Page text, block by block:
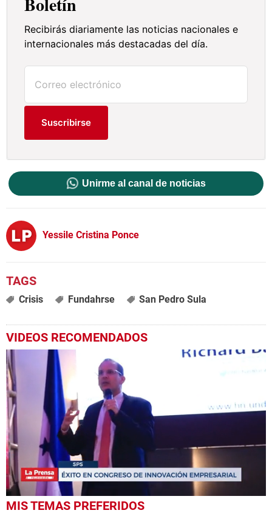
Recibirás diariamente las noticias nacionales e
internacionales más destacadas del día.
Suscribirse
Unirme al canal de noticias
Yessile Cristina Ponce
Crisis Fundahrse San Pedro Sula
VIDEOS RECOMENDADOS
0
seconds
MIS TEMAS PREFERIDOS